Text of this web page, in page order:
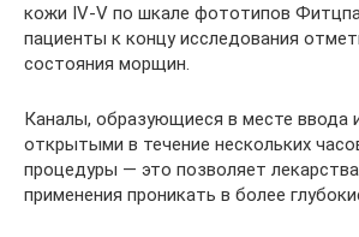
кожи IV-V по шкале фототипов
пациенты к концу исследования
состояния морщин.
Каналы, образующиеся в месте ввода
открытыми в течение нескольких
процедуры — это позволяет
применения проникать в более